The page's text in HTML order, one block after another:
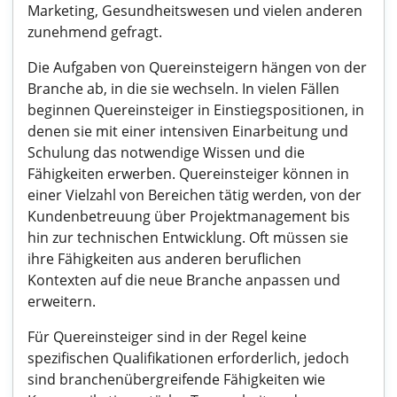
Marketing, Gesundheitswesen und vielen anderen
zunehmend gefragt.
Die Aufgaben von Quereinsteigern hängen von der
Branche ab, in die sie wechseln. In vielen Fällen
beginnen Quereinsteiger in Einstiegspositionen, in
denen sie mit einer intensiven Einarbeitung und
Schulung das notwendige Wissen und die
Fähigkeiten erwerben. Quereinsteiger können in
einer Vielzahl von Bereichen tätig werden, von der
Kundenbetreuung über Projektmanagement bis
hin zur technischen Entwicklung. Oft müssen sie
ihre Fähigkeiten aus anderen beruflichen
Kontexten auf die neue Branche anpassen und
erweitern.
Für Quereinsteiger sind in der Regel keine
spezifischen Qualifikationen erforderlich, jedoch
sind branchenübergreifende Fähigkeiten wie